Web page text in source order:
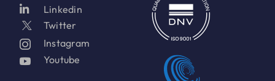
Linkedin
Twitter
Instagram
Youtube